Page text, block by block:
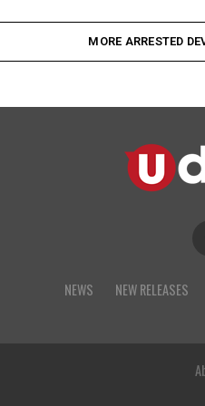
MORE ARRESTED
NEWS NEW RELEASES